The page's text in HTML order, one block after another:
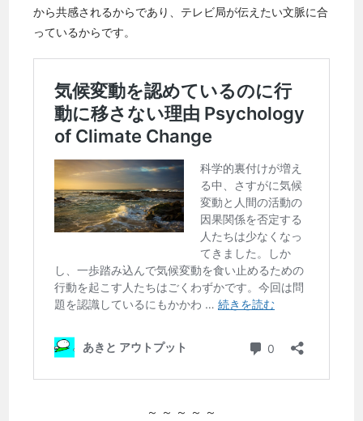
から共感されるからであり、テレビ局が伝えたい文脈に合
っているからです。
～ ～ ～ ～ ～